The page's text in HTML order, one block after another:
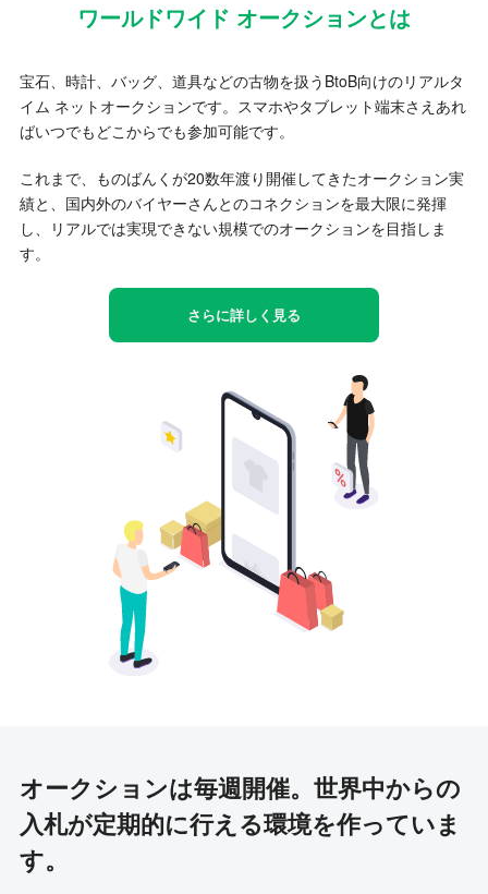
ワールドワイド オークションとは
宝石、時計、バッグ、道具などの古物を扱うBtoB向けのリアルタ
イム ネットオークションです。スマホやタブレット端末さえあれ
ばいつでもどこからでも参加可能です。
これまで、ものばんくが20数年渡り開催してきたオークション実
績と、国内外のバイヤーさんとのコネクションを最大限に発揮
し、リアルでは実現できない規模でのオークションを目指しま
す。
さらに詳しく見る
オークションは毎週開催。 世界中からの
入札が定期的に行える環境を作っていま
す。